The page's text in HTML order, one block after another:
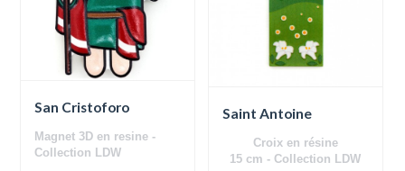
San Cristoforo
Magnet 3D en resine -
Collection LDW
Saint Antoine
Croix en résine
15 cm - Collection LDW